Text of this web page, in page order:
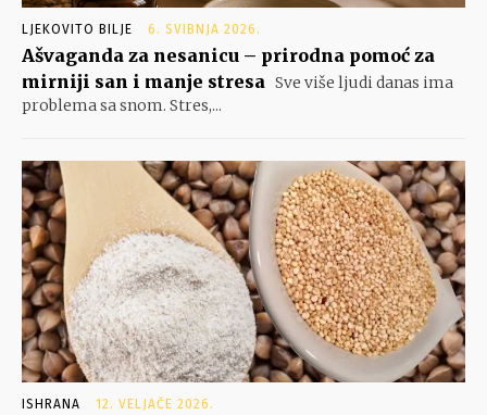
LJEKOVITO BILJE 6. SVIBNJA 2026.
Ašvaganda za nesanicu – prirodna pomoć za
mirniji san i manje stresa Sve više ljudi danas ima
problema sa snom. Stres,...
ISHRANA 12. VELJAČE 2026.